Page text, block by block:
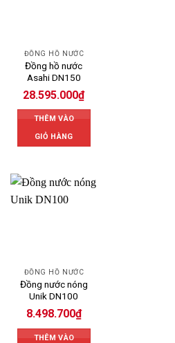
ĐỒNG HỒ NƯỚC
Đồng hồ nước
Asahi DN150
28.595.000₫
THÊM VÀO
GIỎ HÀNG
ĐỒNG HỒ NƯỚC
Đồng nước nóng
Unik DN100
8.498.700₫
THÊM VÀO